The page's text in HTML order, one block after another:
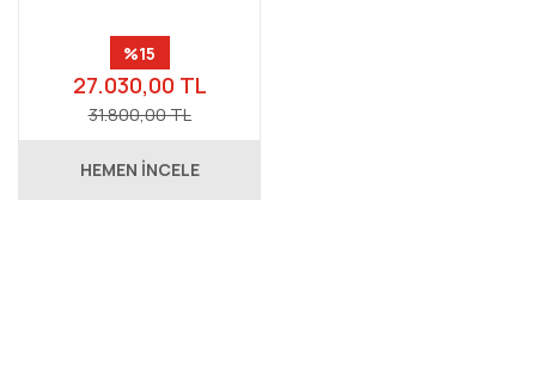
%15
27.030,00 TL
31.800,00 TL
HEMEN İNCELE